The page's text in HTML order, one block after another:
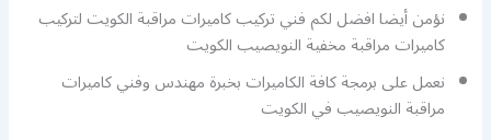
نؤمن أيضا افضل لكم فني تركيب كاميرات مراقبة الكويت لتركيب
كاميرات مراقبة مخفية النويصيب الكويت
نعمل على برمجة كافة الكاميرات بخبرة مهندس وفني كاميرات
مراقبة النويصيب في الكويت